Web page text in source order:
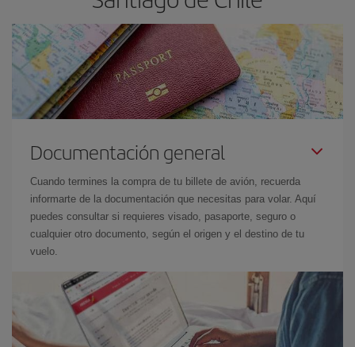
Documentación general
Cuando termines la compra de tu billete de avión, recuerda
informarte de la documentación que necesitas para volar. Aquí
puedes consultar si requieres visado, pasaporte, seguro o
cualquier otro documento, según el origen y el destino de tu
vuelo.